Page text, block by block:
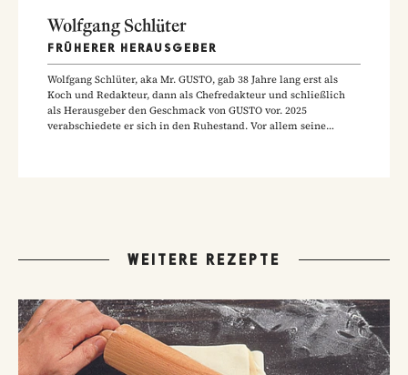
Wolfgang Schlüter
FRÜHERER HERAUSGEBER
Wolfgang Schlüter, aka Mr. GUSTO, gab 38 Jahre lang erst als
Koch und Redakteur, dann als Chefredakteur und schließlich
als Herausgeber den Geschmack von GUSTO vor. 2025
verabschiedete er sich in den Ruhestand. Vor allem seine
WEITERE REZEPTE